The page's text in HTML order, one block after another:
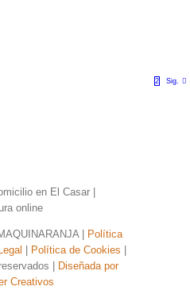
2 Sig.
|
Política
Política de Cookies
|
Diseñada por
Creativos